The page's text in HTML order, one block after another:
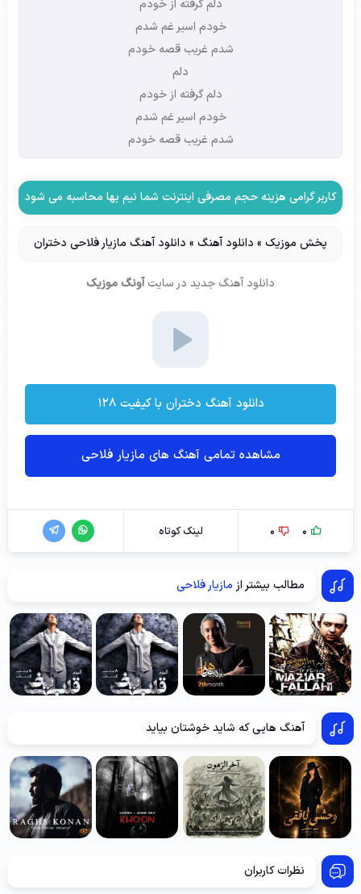
دلم گرفته از خودم
خودم اسیر غم شدم
شدم غریب قصه خودم
دلم
دلم گرفته از خودم
خودم اسیر غم شدم
شدم غریب قصه خودم
کاربر گرامی هزینه حجم مصرفی اینترنت شما نیم بها محاسبه می شود
پخش موزیک» دانلود آهنگ» دانلود آهنگ مازیار فلاحی دختران
دانلود آهنگ جدید در سایت آونگ موزیک
دانلود آهنگ دختران با کیفیت ۱۲۸
مشاهده تمامی آهنگ های مازیار فلاحی
0
0 لینک کوتاه
مطالب بیشتر از مازیار فلاحی
آهنگ هایی که شاید خوشتان بیاید
نظرات کاربران